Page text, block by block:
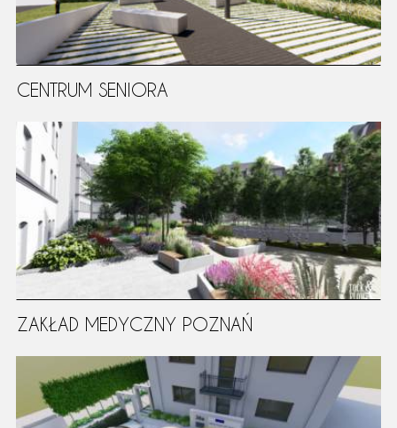
CENTRUM SENIORA
ZAKŁAD MEDYCZNY POZNAŃ